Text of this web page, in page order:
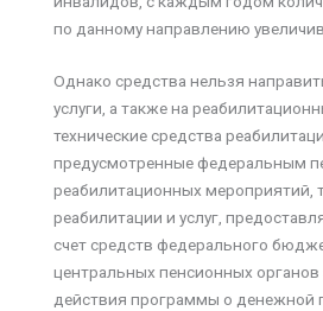
по данному направлению
Однако средства нельзя
услуги, а также на
технические средства
предусмотренные федеральным
реабилитационных мероприятий,
реабилитации и услуг,
счет средств федерального
центральных пенсионных органов
действия программы о денежной